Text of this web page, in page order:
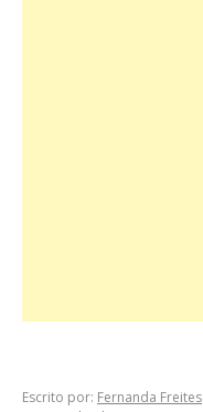
Escrito por: Fernanda Freites